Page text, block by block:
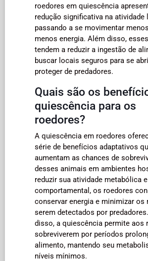
roedores em quiescência
redução significativa na
passando a se movimentar
menos energia. Além disso,
tendem a reduzir a ingestão de
buscar locais seguros para se
proteger de predadores.
Quais são os
quiescência para os
roedores?
A quiescência em roedores
série de benefícios adaptativos
aumentam as chances de
desses animais em ambientes
reduzir sua atividade metabólica e
comportamental, os roedores
conservar energia e minimizar os
serem detectados por
disso, a quiescência permite aos
sobreviverem por períodos
alimento, mantendo seu
níveis mínimos.